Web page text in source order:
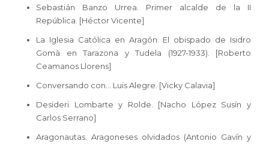
Sebastián Banzo Urrea. Primer alcalde de la II
República. [Héctor Vicente]
La Iglesia Católica en Aragón. El obispado de Isidro
Gomà en Tarazona y Tudela (1927-1933). [Roberto
Ceamanos Llorens]
Conversando con… Luis Alegre. [Vicky Calavia]
Desideri Lombarte y Rolde. [Nacho López Susín y
Carlos Serrano]
Aragonautas. Aragoneses olvidados (Antonio Gavín y